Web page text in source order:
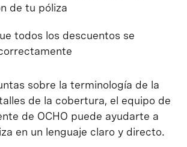
de tu póliza
todos los descuentos se
sobre la terminología de la
de la cobertura, el equipo de
de OCHO puede ayudarte a
en un lenguaje claro y directo.